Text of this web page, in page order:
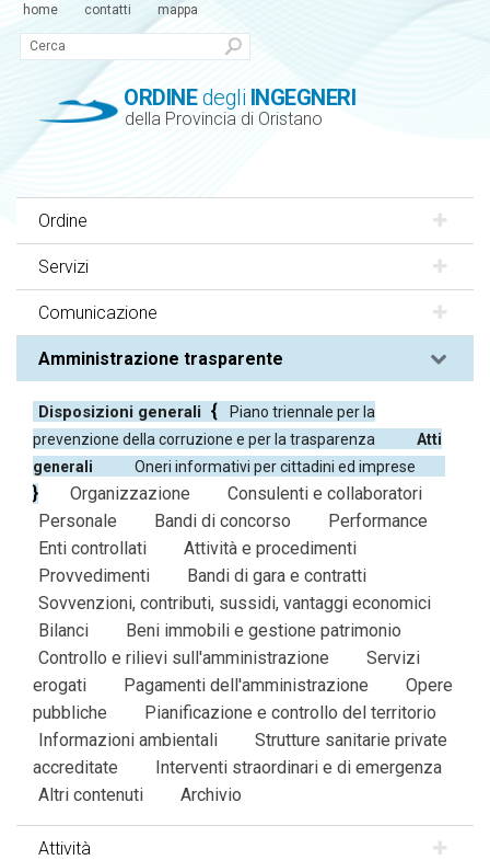
ORDINEdegli INGEGNERI
della Provincia di Oristano
home contatti mappa
Ordine
Servizi
Comunicazione
Amministrazione trasparente
Disposizioni generali
Piano triennale per la
prevenzione della corruzione e per la trasparenza
Atti
generali
Oneri informativi per cittadini ed imprese
Organizzazione
Consulenti e collaboratori
Personale
Bandi di concorso
Performance
Enti controllati
Attività e procedimenti
Provvedimenti
Bandi di gara e contratti
Sovvenzioni, contributi, sussidi, vantaggi economici
Bilanci
Beni immobili e gestione patrimonio
Controllo e rilievi sull'amministrazione
Servizi
erogati
Pagamenti dell'amministrazione
Opere
pubbliche
Pianificazione e controllo del territorio
Informazioni ambientali
Strutture sanitarie private
accreditate
Interventi straordinari e di emergenza
Altri contenuti
Archivio
Attività